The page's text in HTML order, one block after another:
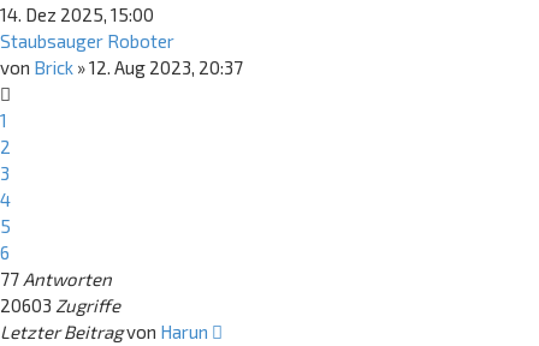
14. Dez 2025, 15:00
Staubsauger Roboter
von Brick »12. Aug 2023, 20:37
1
2
3
4
5
6
77 Antworten
20603 Zugriffe
Letzter Beitragvon Harun